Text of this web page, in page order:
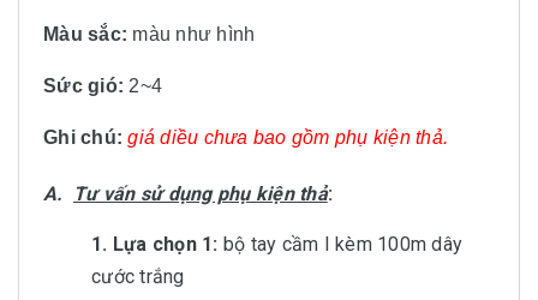
Màu sắc: màu như hình
Sức gió: 2~4
Ghi chú: giá diều chưa bao gồm phụ kiện thả.
A. Tư vấn sử dụng phụ kiện thả:
1. Lựa chọn 1: bộ tay cầm I kèm 100m dây
cước trắng